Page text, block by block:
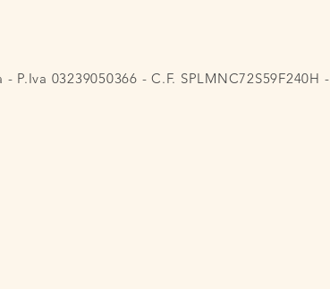
P.Iva 03239050366 - C.F. SPLMNC72S59F240H -